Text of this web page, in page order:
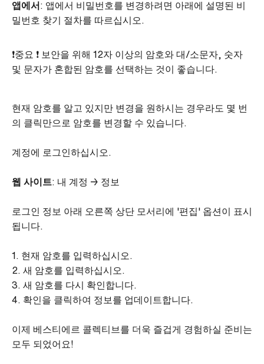
앱에서 : 앱에서 비밀번호를 변경하려면 아래에 설명된 비
밀번호 찾기 절차를 따르십시오.
❗중요 ❗ 보안을 위해 12자 이상의 암호와 대/소문자, 숫자
및 문자가 혼합된 암호를 선택하는 것이 좋습니다.
현재 암호를 알고 있지만 변경을 원하시는 경우라도 몇 번
의 클릭만으로 암호를 변경할 수 있습니다.
계정에 로그인하십시오.
웹 사이트: 내 계정 → 정보
로그인 정보 아래 오른쪽 상단 모서리에 '편집' 옵션이 표시
됩니다.
1. 현재 암호를 입력하십시오.
2. 새 암호를 입력하십시오.
3. 새 암호를 다시 확인합니다.
4. 확인을 클릭하여 정보를 업데이트합니다.
이제 베스티에르 콜렉티브를 더욱 즐겁게 경험하실 준비는
모두 되었어요!